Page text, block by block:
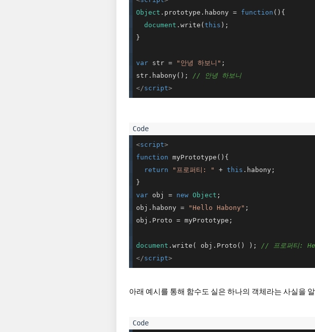
Object .prototype.habony = function ( ) {
document .write( this );
}
var str = "안녕 하보니" ;
str.habony();
// 안녕 하보니
</script>
<script>
function myPrototype ( ) {
return
"프로퍼티: " + this .habony;
var obj = new Object ;
obj.habony =
"Hello Habony" ;
obj.Proto = myPrototype;
document .write( obj.Proto() ); // 프로퍼티:
</script>
아래 예시를 통해 함수도 실은 하나의 객체라는 사실을